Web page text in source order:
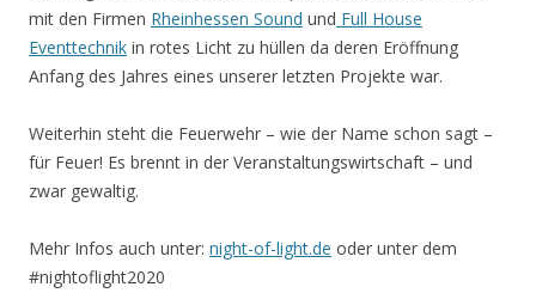
mit den Firmen Rheinhessen Sound und Full House
Eventtechnik in rotes Licht zu hüllen da deren Eröffnung
Anfang des Jahres eines unserer letzten Projekte war.
Weiterhin steht die Feuerwehr – wie der Name schon sagt –
für Feuer! Es brennt in der Veranstaltungswirtschaft – und
zwar gewaltig.
Mehr Infos auch unter: night-of-light.de oder unter dem
#nightoflight2020